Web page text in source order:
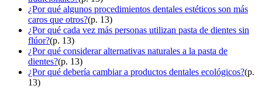
¿Por qué algunos procedimientos dentales estéticos son más
caros que otros?(p. 13)
¿Por qué cada vez más personas utilizan pasta de dientes sin
flúor?(p. 13)
¿Por qué considerar alternativas naturales a la pasta de
dientes?(p. 13)
¿Por qué debería cambiar a productos dentales ecológicos?(p.
13)